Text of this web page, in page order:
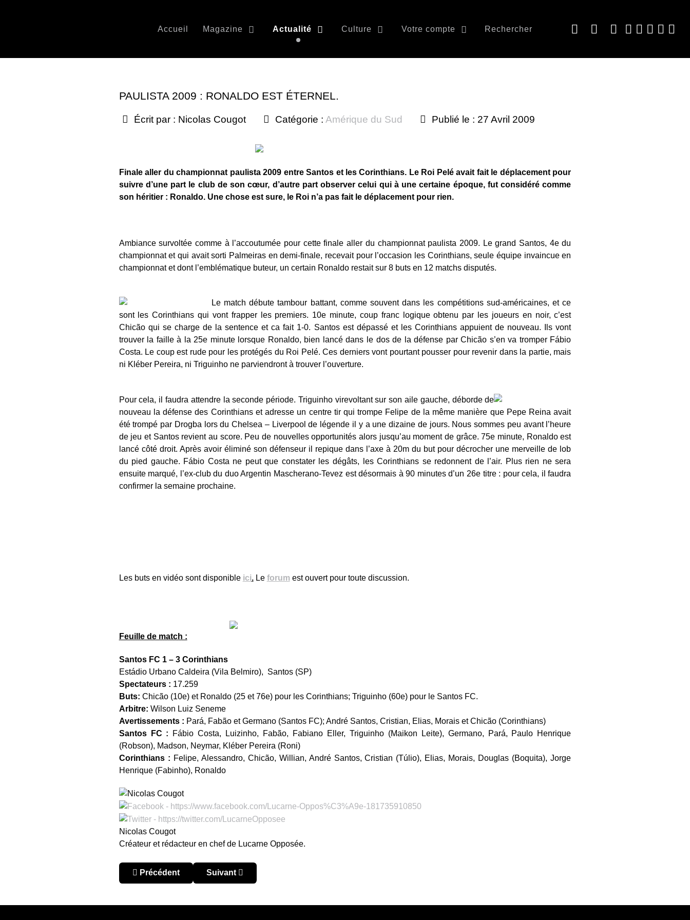
Accueil Magazine Actualité Culture Votre compte Rechercher
PAULISTA 2009 : RONALDO EST ÉTERNEL.
Écrit par : Nicolas Cougot Catégorie : Amérique du Sud Publié le : 27 Avril 2009
Finale aller du championnat paulista 2009 entre Santos et les Corinthians. Le Roi Pelé avait fait le déplacement pour
suivre d’une part le club de son cœur, d’autre part observer celui qui à une certaine époque, fut considéré comme
son héritier : Ronaldo. Une chose est sure, le Roi n’a pas fait le déplacement pour rien.
Ambiance survoltée comme à l’accoutumée pour cette finale aller du championnat paulista 2009. Le grand Santos, 4e du
championnat et qui avait sorti Palmeiras en demi-finale, recevait pour l’occasion les Corinthians, seule équipe invaincue en
championnat et dont l’emblématique buteur, un certain Ronaldo restait sur 8 buts en 12 matchs disputés.
Le match débute tambour battant, comme souvent dans les compétitions sud-américaines, et ce
sont les Corinthians qui vont frapper les premiers. 10e minute, coup franc logique obtenu par les joueurs en noir, c’est
Chicão qui se charge de la sentence et ca fait 1-0. Santos est dépassé et les Corinthians appuient de nouveau. Ils vont
trouver la faille à la 25e minute lorsque Ronaldo, bien lancé dans le dos de la défense par Chicão s’en va tromper Fábio
Costa. Le coup est rude pour les protégés du Roi Pelé. Ces derniers vont pourtant pousser pour revenir dans la partie, mais
ni Kléber Pereira, ni Triguinho ne parviendront à trouver l’ouverture.
Pour cela, il faudra attendre la seconde période. Triguinho virevoltant sur son aile gauche, déborde de
nouveau la défense des Corinthians et adresse un centre tir qui trompe Felipe de la même manière que Pepe Reina avait
été trompé par Drogba lors du Chelsea – Liverpool de légende il y a une dizaine de jours. Nous sommes peu avant l’heure
de jeu et Santos revient au score. Peu de nouvelles opportunités alors jusqu’au moment de grâce. 75e minute, Ronaldo est
lancé côté droit. Après avoir éliminé son défenseur il repique dans l’axe à 20m du but pour décrocher une merveille de lob
du pied gauche. Fábio Costa ne peut que constater les dégâts, les Corinthians se redonnent de l’air. Plus rien ne sera
ensuite marqué, l’ex-club du duo Argentin Mascherano-Tevez est désormais à 90 minutes d’un 26e titre : pour cela, il faudra
confirmer la semaine prochaine.
Les buts en vidéo sont disponible ici.Le forum est ouvert pour toute discussion.
Feuille de match :
Santos FC 1 – 3 Corinthians
Estádio Urbano Caldeira (Vila Belmiro), Santos (SP)
Spectateurs : 17.259
Buts: Chicão (10e) et Ronaldo (25 et 76e) pour les Corinthians; Triguinho (60e) pour le Santos FC.
Arbitre: Wilson Luiz Seneme
Avertissements : Pará, Fabão et Germano (Santos FC); André Santos, Cristian, Elias, Morais et Chicão (Corinthians)
Santos FC : Fábio Costa, Luizinho, Fabão, Fabiano Eller, Triguinho (Maikon Leite), Germano, Pará, Paulo Henrique
(Robson), Madson, Neymar, Kléber Pereira (Roni)
Corinthians : Felipe, Alessandro, Chicão, Willian, André Santos, Cristian (Túlio), Elias, Morais, Douglas (Boquita), Jorge
Henrique (Fabinho), Ronaldo
Nicolas Cougot
Créateur et rédacteur en chef de Lucarne Opposée.
Article précédent : Argentine : les écarts de creusent.
Précédent Article suivant : Argentine 10e journée : Velez poursuit, River cale.
Suivant